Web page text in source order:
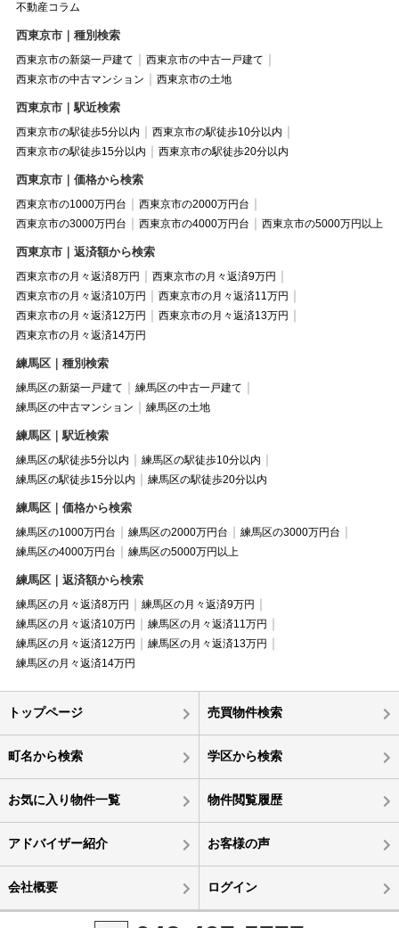
不動産コラム
西東京市｜種別検索
西東京市の新築一戸建て
西東京市の中古一戸建て
西東京市の中古マンション
西東京市の土地
西東京市｜駅近検索
西東京市の駅徒歩5分以内
西東京市の駅徒歩10分以内
西東京市の駅徒歩15分以内
西東京市の駅徒歩20分以内
西東京市｜価格から検索
西東京市の1000万円台
西東京市の2000万円台
西東京市の3000万円台
西東京市の4000万円台 西東京市の5000万円以上
西東京市｜返済額から検索
西東京市の月々返済8万円
西東京市の月々返済9万円
西東京市の月々返済10万円
西東京市の月々返済11万円
西東京市の月々返済12万円
西東京市の月々返済13万円
西東京市の月々返済14万円
練馬区｜種別検索
練馬区の新築一戸建て
練馬区の中古一戸建て
練馬区の中古マンション
練馬区の土地
練馬区｜駅近検索
練馬区の駅徒歩5分以内
練馬区の駅徒歩10分以内
練馬区の駅徒歩15分以内
練馬区の駅徒歩20分以内
練馬区｜価格から検索
練馬区の1000万円台 練馬区の2000万円台
練馬区の3000万円台
練馬区の4000万円台
練馬区の5000万円以上
練馬区｜返済額から検索
練馬区の月々返済8万円
練馬区の月々返済9万円
練馬区の月々返済10万円
練馬区の月々返済11万円
練馬区の月々返済12万円
練馬区の月々返済13万円
練馬区の月々返済14万円
トップページ 売買物件検索
町名から検索 学区から検索
お気に入り物件一覧 物件閲覧履歴
アドバイザー紹介 お客様の声
会社概要 ログイン